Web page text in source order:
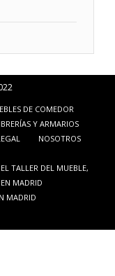
DE COMEDOR
Y ARMARIOS
NOSOTROS
TALLER DEL MUEBLE,
MADRID
MADRID